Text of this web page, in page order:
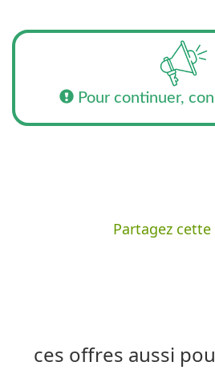
Pour continuer,
Partagez
ces offres aussi